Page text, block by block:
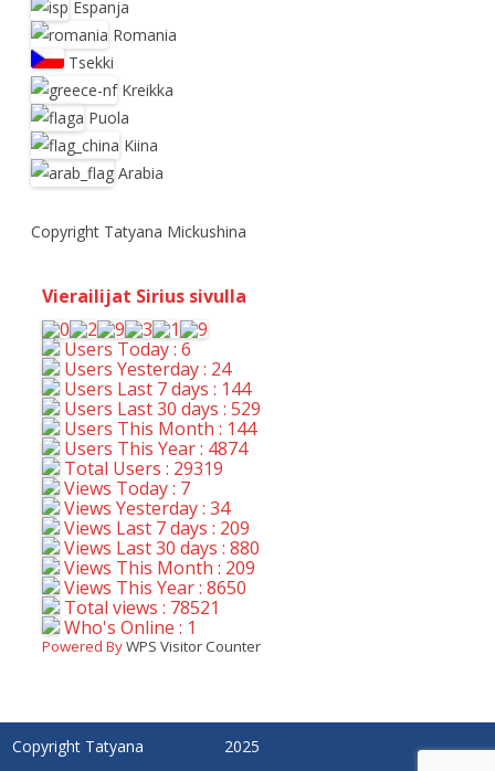
Espanja
Romania
Tsekki
Kreikka
Puola
Kiina
Arabia
Copyright Tatyana Mickushina
Vierailijat Sirius sivulla
Users Today : 6
Users Yesterday : 24
Users Last 7 days : 144
Users Last 30 days : 529
Users This Month : 144
Users This Year : 4874
Total Users : 29319
Views Today : 7
Views Yesterday : 34
Views Last 7 days : 209
Views Last 30 days : 880
Views This Month : 209
Views This Year : 8650
Total views : 78521
Who's Online : 1
Powered ByWPS Visitor Counter
Copyright Tatyana
2025